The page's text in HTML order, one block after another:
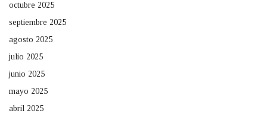
octubre 2025
septiembre 2025
agosto 2025
julio 2025
junio 2025
mayo 2025
abril 2025